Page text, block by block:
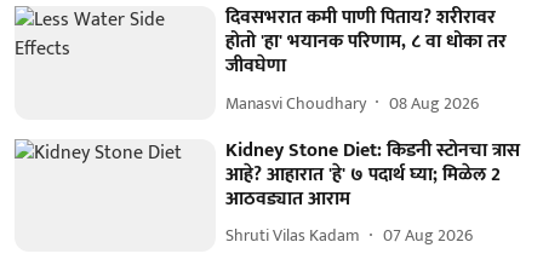
दिवसभरात कमी पाणी पिताय? शरीरावर
होतो 'हा' भयानक परिणाम, ८ वा धोका तर
जीवघेणा
Manasvi Choudhary 08 Aug 2026
Kidney Stone Diet: किडनी स्टोनचा त्रास
आहे? आहारात 'हे' ७ पदार्थ घ्या; मिळेल 2
आठवड्यात आराम
Shruti Vilas Kadam 07 Aug 2026